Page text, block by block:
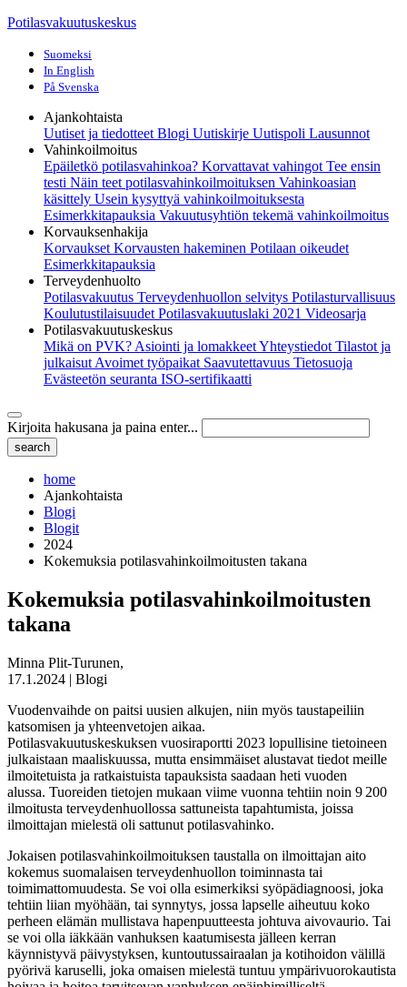
Potilasvakuutuskeskus
Suomeksi
In English
På Svenska
Ajankohtaista
Uutiset ja tiedotteet Blogi Uutiskirje Uutispoli Lausunnot
Vahinkoilmoitus
Epäiletkö potilasvahinkoa? Korvattavat vahingot Tee ensin
testi Näin teet potilasvahinkoilmoituksen Vahinkoasian
käsittely Usein kysyttyä vahinkoilmoituksesta
Esimerkkitapauksia Vakuutusyhtiön tekemä vahinkoilmoitus
Korvauksenhakija
Korvaukset Korvausten hakeminen Potilaan oikeudet
Esimerkkitapauksia
Terveydenhuolto
Potilasvakuutus Terveydenhuollon selvitys Potilasturvallisuus
Koulutustilaisuudet Potilasvakuutuslaki 2021 Videosarja
Potilasvakuutuskeskus
Mikä on PVK? Asiointi ja lomakkeetYhteystiedot Tilastot ja
julkaisut Avoimet työpaikat Saavutettavuus Tietosuoja
Evästeetön seuranta ISO-sertifikaatti
Kirjoita hakusana ja paina enter...
home
Ajankohtaista
Blogi
Blogit
2024
Kokemuksia potilasvahinkoilmoitusten takana
Kokemuksia potilasvahinkoilmoitusten
takana
Minna Plit-Turunen,
17.1.2024 | Blogi
Vuodenvaihde on paitsi uusien alkujen, niin myös taustapeiliin
katsomisen ja yhteenvetojen aikaa.
Potilasvakuutuskeskuksen vuosiraportti 2023 lopullisine tietoineen
julkaistaan maaliskuussa, mutta ensimmäiset alustavat tiedot meille
ilmoitetuista ja ratkaistuista tapauksista saadaan heti vuoden
alussa. Tuoreiden tietojen mukaan viime vuonna tehtiin noin 9 200
ilmoitusta terveydenhuollossa sattuneista tapahtumista, joissa
ilmoittajan mielestä oli sattunut potilasvahinko.
Jokaisen potilasvahinkoilmoituksen taustalla on ilmoittajan aito
kokemus suomalaisen terveydenhuollon toiminnasta tai
toimimattomuudesta. Se voi olla esimerkiksi syöpädiagnoosi, joka
tehtiin liian myöhään, tai synnytys, jossa lapselle aiheutuu koko
perheen elämän mullistava hapenpuutteesta johtuva aivovaurio. Tai
se voi olla iäkkään vanhuksen kaatumisesta jälleen kerran
käynnistyvä päivystyksen, kuntoutussairaalan ja kotihoidon välillä
pyörivä karuselli, joka omaisen mielestä tuntuu ympärivuorokautista